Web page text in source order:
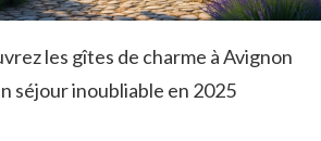
les gîtes de charme à Avignon
séjour inoubliable en 2025